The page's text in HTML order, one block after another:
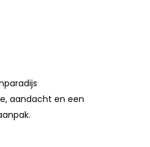
aandacht en een